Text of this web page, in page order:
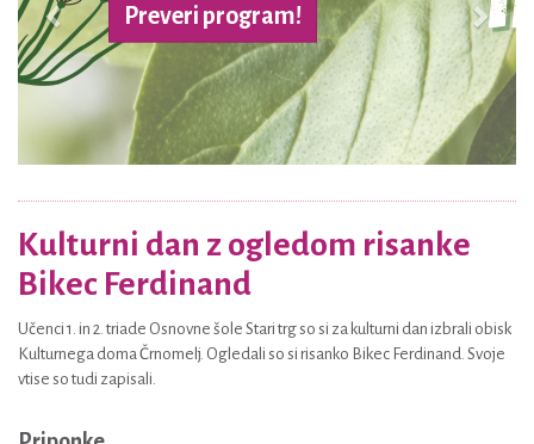
Preveri program!
Kulturni dan z ogledom risanke
Bikec Ferdinand
Učenci 1. in 2. triade Osnovne šole Stari trg so si za kulturni dan izbrali obisk
Kulturnega doma Črnomelj. Ogledali so si risanko Bikec Ferdinand. Svoje
vtise so tudi zapisali.